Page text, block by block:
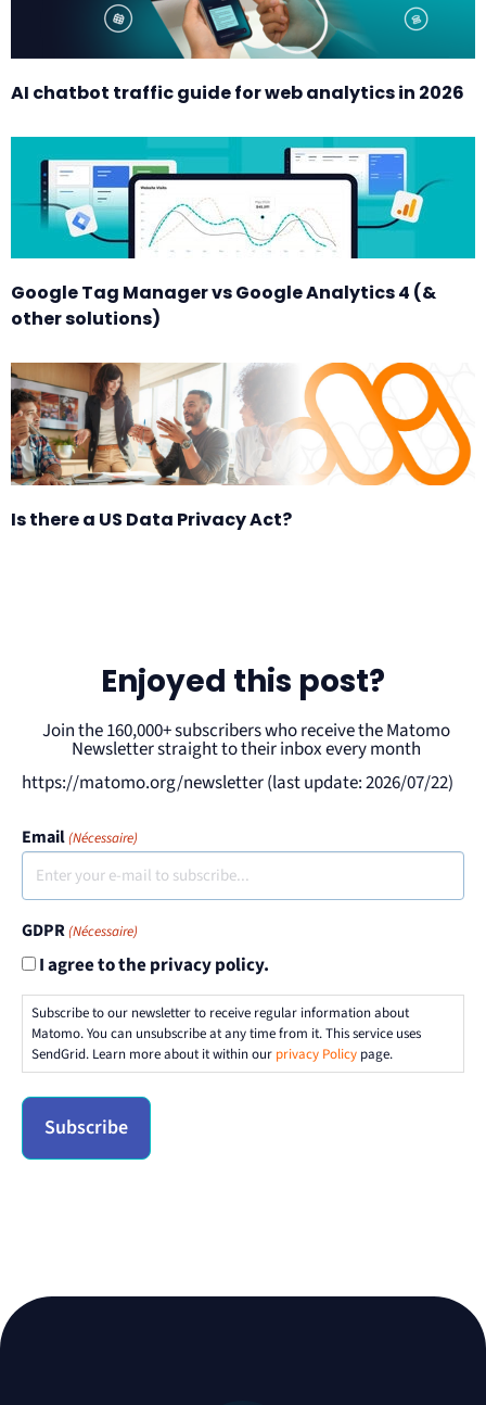
AI chatbot traffic guide for web analytics in 2026
Google Tag Manager vs Google Analytics 4 (&
other solutions)
Is there a US Data Privacy Act?
Enjoyed this post?
Join the 160,000+ subscribers who receive the Matomo
Newsletter straight to their inbox every month
https://matomo.org/newsletter (last update: 2026/07/22)
Email(Nécessaire)
GDPR(Nécessaire)
I agree to the privacy policy.
Subscribe to our newsletter to receive regular information about
Matomo. You can unsubscribe at any time from it. This service uses
SendGrid. Learn more about it within our privacy Policy page.